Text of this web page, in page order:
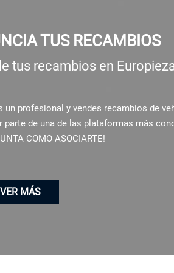
TUS RECAMBIOS
tus recambios en
un profesional y vendes recambios de
parte de una de las plataformas más
COMO ASOCIARTE!
VER MÁS